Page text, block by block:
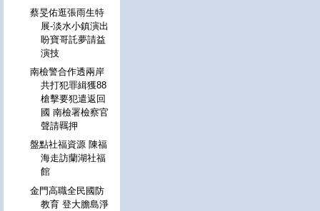
蔡旻佑逛張雨生特
展-淡水小鎮演出
盼寶哥託夢請益
演技
南檢警合作透兩岸
共打犯罪緝獲88
槍擊要犯遣返回
國 南檢署檢察官
聲請羈押
盤點社福資源 陳福
海走訪蘭湖社福
館
金門高職全民國防
教育 登大膽島淨